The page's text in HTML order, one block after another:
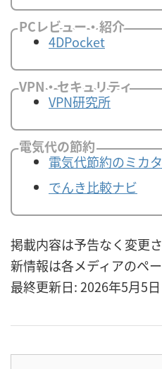
PCレビュー・紹介
4DPocket
VPN・セキュリティ
VPN研究所
電気代の節約
電気代節約のミカタ
でんき比較ナビ
掲載内容は予告なく変更
新情報は各メディアのペ
最終更新日: 2026年5月5日